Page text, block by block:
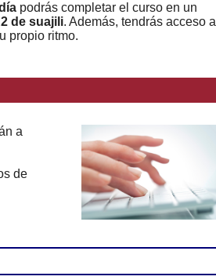
podrás completar el curso en un
de suajili. Además, tendrás acceso al
propio ritmo.
a
de